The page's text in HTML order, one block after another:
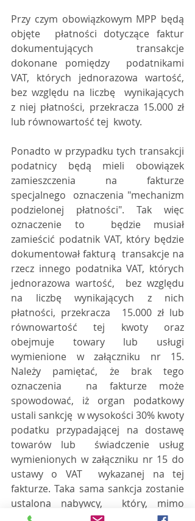
Przy czym obowiązkowym MPP będą
objęte  płatności dotyczące faktur
dokumentujących transakcje
dokonane pomiędzy  podatnikami
VAT, których jednorazowa wartość,
bez względu na liczbę  wynikających
z niej płatności, przekracza 15.000 zł
lub równowartość tej  kwoty.
Ponadto w przypadku tych transakcji
podatnicy będą mieli obowiązek
zamieszczenia na fakturze
specjalnego  oznaczenia "mechanizm
podzielonej płatności". Tak więc
oznaczenie to  będzie musiał
zamieścić podatnik VAT, który będzie
dokumentował fakturą  transakcje na
rzecz innego podatnika VAT, których
jednorazowa wartość,  bez względu
na liczbę wynikających z nich
płatności, przekracza  15.000 zł lub
równowartość tej kwoty oraz
obejmuje towary lub usługi
wymienione w załączniku nr 15.
Należy pamiętać, że brak tego
oznaczenia  na fakturze może
spowodować, iż organ podatkowy
ustali sankcję  w wysokości 30% kwoty
podatku przypadającej na dostawę
towarów lub  świadczenie usług
wymienionych w załączniku nr 15 do
ustawy o VAT  wykazanej na tej
fakturze. Taka sama sankcja zostanie
ustalona nabywcy,  który, mimo
ciążącego na nim obowiązku